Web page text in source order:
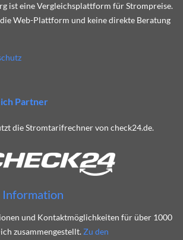
ist eine Vergleichsplattform für Strompreise.
Web-Plattform und keine direkte Beratung
Partner
die Stromtarifrechner von check24.de.
und Kontaktmöglichkeiten für über 1000
zusammengestellt. Zu den